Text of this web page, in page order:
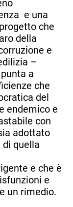
e una
che
della
e
–
a
che
del
endemico e
con
adottato
quella
e che è
e
un rimedio.